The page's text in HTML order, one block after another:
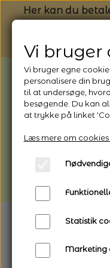
Her kan du
BEMÆRK:
1/8 - 9/8 - 2026
*Webshoppen
afhentning
Vi gør
længere
Vi bruger
Vi bruger egne
personalisere din
til at undersøge,
besøgende. Du kan
at trykke på linket
Læs mere om cookies
Statistik
Marketing